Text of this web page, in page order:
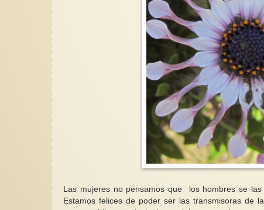
Las mujeres no pensamos que los hombres se
Estamos felices de poder ser las transmisoras de